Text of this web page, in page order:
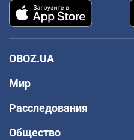
OBOZ.UA
Мир
Расследования
Общество